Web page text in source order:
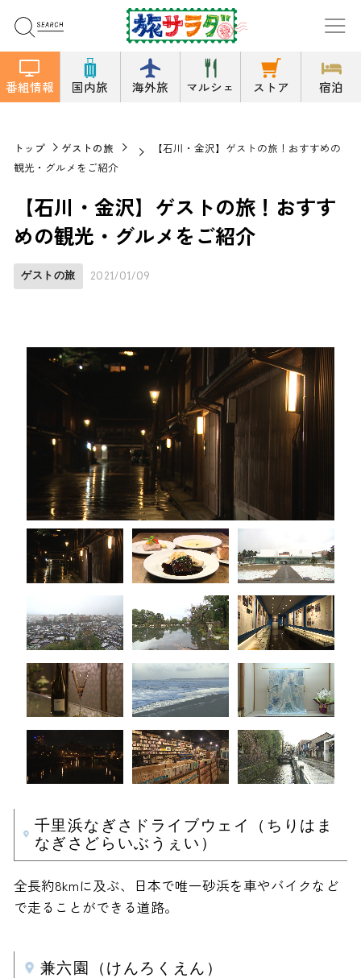
番組情報 国内旅 海外旅 マルシェ ストア 宿泊
トップ ゲストの旅
【石川・金沢】ゲストの旅！おすすめの
観光・グルメをご紹介
【石川・金沢】ゲストの旅！おすす
めの観光・グルメをご紹介
ゲストの旅 2021/01/09
千里浜なぎさドライブウェイ（ちりはま
なぎさどらいぶうぇい）
全長約8kmに及ぶ、日本で唯一砂浜を車やバイクなど
で走ることができる道路。
兼六園（けんろくえん）